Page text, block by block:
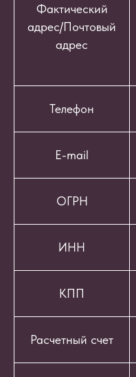
Фактический
адрес/Почтовый
адрес
Телефон
E-mail
ОГРН
ИНН
КПП
Расчетный счет